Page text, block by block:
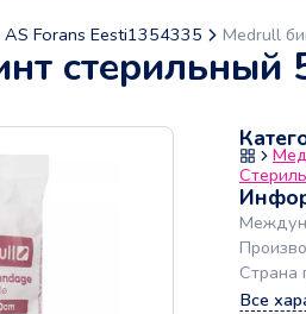
AS Forans Eesti1354335 Medrull
стерильный
Страна
Все